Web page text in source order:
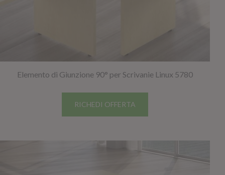
Elemento di Giunzione 90° per Scrivanie Linux 5780
RICHEDI OFFERTA